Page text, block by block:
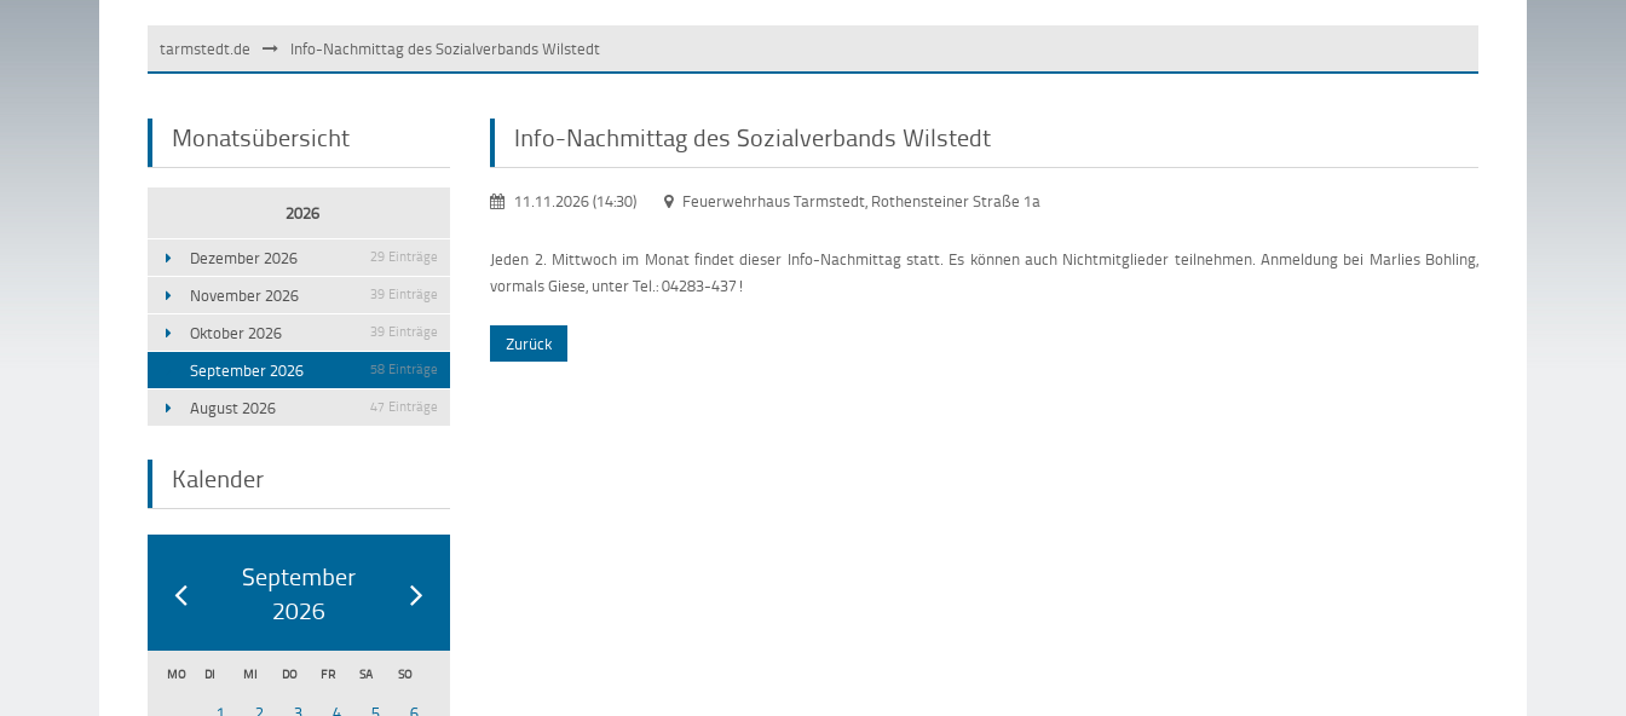
tarmstedt.de Info-Nachmittag des Sozialverbands Wilstedt
Monatsübersicht
2026
Dezember 2026 29 Einträge
November 2026 39 Einträge
Oktober 2026 39 Einträge
September 2026 58 Einträge
August 2026 47 Einträge
Kalender
September
2026
MO DI MI DO FR SA SO
Info-Nachmittag des Sozialverbands Wilstedt
11.11.2026 (14:30) Feuerwehrhaus Tarmstedt, Rothensteiner Straße 1a
Jeden 2. Mittwoch im Monat findet dieser Info-Nachmittag statt. Es können auch Nichtmitglieder teilnehmen. Anmeldung bei Marlies Bohling,
vormals Giese, unter Tel.: 04283-437!
Zurück